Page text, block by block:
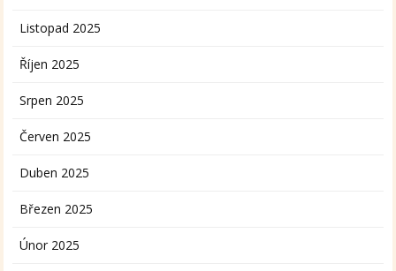
Listopad 2025
Říjen 2025
Srpen 2025
Červen 2025
Duben 2025
Březen 2025
Únor 2025